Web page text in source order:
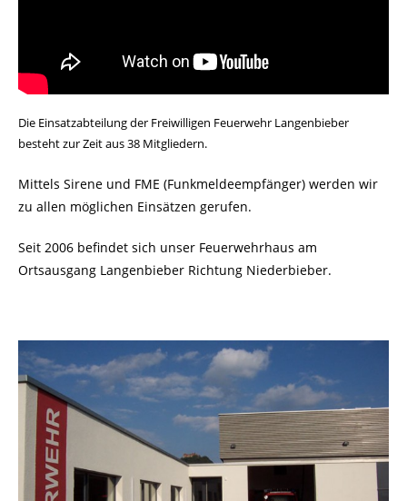
Die Einsatzabteilung der Freiwilligen Feuerwehr L angenbieber
besteht zur Zeit aus 38 Mitgliedern.
Mittels Sirene und FME (Funkmeldeempfänger) werden wir
zu allen möglichen Einsätzen gerufen.
Seit 2006 befindet sich unser Feuerwehrhaus am
Ortsausgang Langenbieber Richtung Niederbieber.